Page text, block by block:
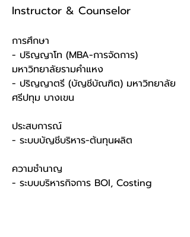
Instructor & Counselor
การศึกษา
- ปริญญาโท (MBA-การจัดการ)
มหาวิทยาลัยรามคำแหง
- ปริญญาตรี (บัญชีบัณฑิต) มหาวิทยาลัย
ศรีปทุม บางเขน
ประสบการณ์
- ระบบบัญชีบริหาร-ต้นทุนผลิต
ความชำนาญ
- ระบบบริหารกิจการ BOI, Costing